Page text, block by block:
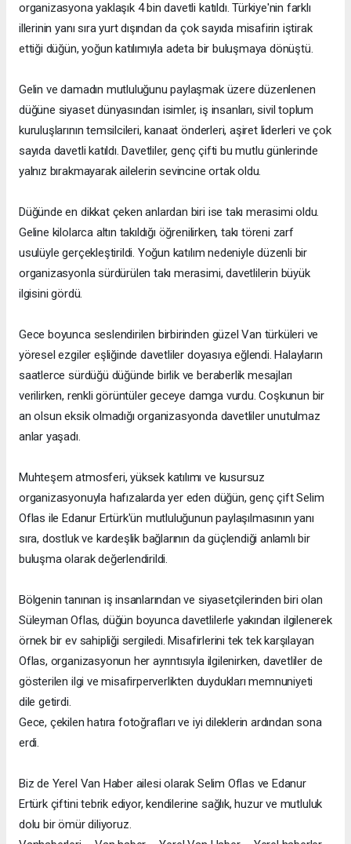
organizasyona yaklaşık 4 bin davetli katıldı. Türkiye'nin farklı
illerinin yanı sıra yurt dışından da çok sayıda misafirin iştirak
ettiği düğün, yoğun katılımıyla adeta bir buluşmaya dönüştü.
Gelin ve damadın mutluluğunu paylaşmak üzere düzenlenen
düğüne siyaset dünyasından isimler, iş insanları, sivil toplum
kuruluşlarının temsilcileri, kanaat önderleri, aşiret liderleri ve çok
sayıda davetli katıldı. Davetliler, genç çifti bu mutlu günlerinde
yalnız bırakmayarak ailelerin sevincine ortak oldu.
Düğünde en dikkat çeken anlardan biri ise takı merasimi oldu.
Geline kilolarca altın takıldığı öğrenilirken, takı töreni zarf
usulüyle gerçekleştirildi. Yoğun katılım nedeniyle düzenli bir
organizasyonla sürdürülen takı merasimi, davetlilerin büyük
ilgisini gördü.
Gece boyunca seslendirilen birbirinden güzel Van türküleri ve
yöresel ezgiler eşliğinde davetliler doyasıya eğlendi. Halayların
saatlerce sürdüğü düğünde birlik ve beraberlik mesajları
verilirken, renkli görüntüler geceye damga vurdu. Coşkunun bir
an olsun eksik olmadığı organizasyonda davetliler unutulmaz
anlar yaşadı.
Muhteşem atmosferi, yüksek katılımı ve kusursuz
organizasyonuyla hafızalarda yer eden düğün, genç çift Selim
Oflas ile Edanur Ertürk'ün mutluluğunun paylaşılmasının yanı
sıra, dostluk ve kardeşlik bağlarının da güçlendiği anlamlı bir
buluşma olarak değerlendirildi.
Bölgenin tanınan iş insanlarından ve siyasetçilerinden biri olan
Süleyman Oflas, düğün boyunca davetlilerle yakından ilgilenerek
örnek bir ev sahipliği sergiledi. Misafirlerini tek tek karşılayan
Oflas, organizasyonun her ayrıntısıyla ilgilenirken, davetliler de
gösterilen ilgi ve misafirperverlikten duydukları memnuniyeti
dile getirdi.
Gece, çekilen hatıra fotoğrafları ve iyi dileklerin ardından sona
erdi.
Biz de Yerel Van Haber ailesi olarak Selim Oflas ve Edanur
Ertürk çiftini tebrik ediyor, kendilerine sağlık, huzur ve mutluluk
dolu bir ömür diliyoruz.